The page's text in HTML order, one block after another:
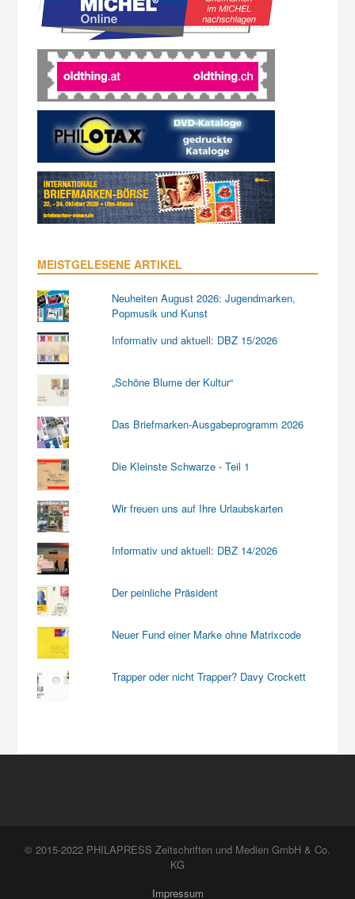
MEISTGELESENE ARTIKEL
Neuheiten August 2026: Jugendmarken,
Popmusik und Kunst
Informativ und aktuell: DBZ 15/2026
„Schöne Blume der Kultur“
Das Briefmarken-Ausgabeprogramm 2026
Die Kleinste Schwarze - Teil 1
Wir freuen uns auf Ihre Urlaubskarten
Informativ und aktuell: DBZ 14/2026
Der peinliche Präsident
Neuer Fund einer Marke ohne Matrixcode
Trapper oder nicht Trapper? Davy Crockett
© 2015-2022 PHILAPRESS Zeitschriften und Medien GmbH & Co.
KG
Impressum